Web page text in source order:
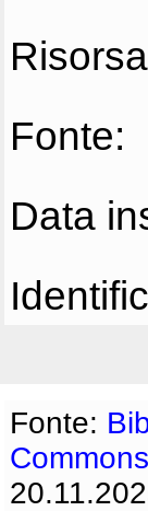
Fonte:
Data
Fonte: